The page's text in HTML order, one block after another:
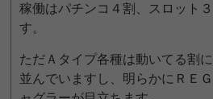
稼働はパチンコ４割、スロット
す。
ただＡタイプ各種は動いてる割
並んでいますし、明らかにＲＥ